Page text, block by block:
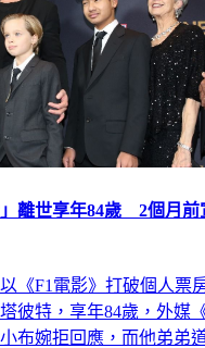
離世享年84歲 2個月前
《F1電影》打破個人票
彼特，享年84歲，外媒